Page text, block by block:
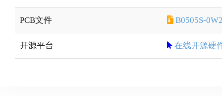
PCB文件 B0505S-
开源平台 在线开源硬